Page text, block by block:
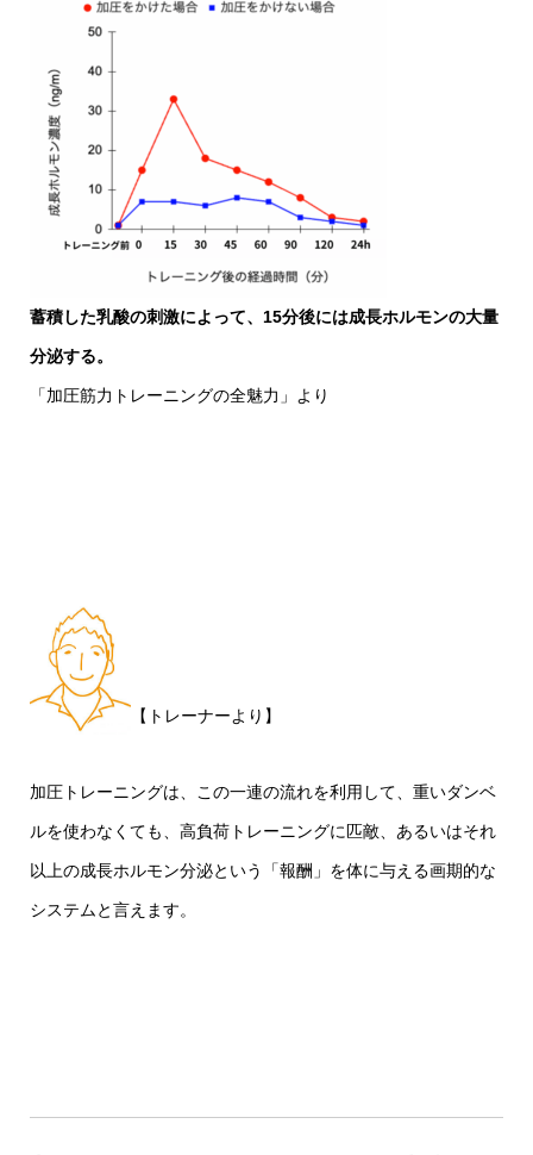
蓄積した乳酸の刺激によって、15分後には成長ホルモンの大量
分泌する。
「加圧筋力トレーニングの全魅力」より
【トレーナーより】
加圧トレーニングは、この一連の流れを利用して、重いダンベ
ルを使わなくても、高負荷トレーニングに匹敵、あるいはそれ
以上の成長ホルモン分泌という「報酬」を体に与える画期的な
システムと言えます。